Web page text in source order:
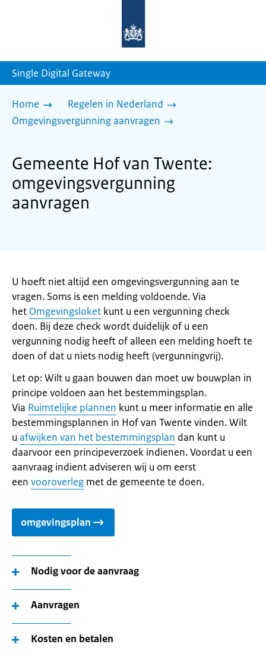
homepage
Single Digital Gateway
Home
Regelen in Nederland
Omgevingsvergunning aanvragen
Gemeente Hof van Twente:
omgevingsvergunning
aanvragen
U hoeft niet altijd een omgevingsvergunning aan te
vragen. Soms is een melding voldoende. Via
het Omgevingsloket kunt u een vergunning check
doen. Bij deze check wordt duidelijk of u een
vergunning nodig heeft of alleen een melding hoeft te
doen of dat u niets nodig heeft (vergunningvrij).
Let op: Wilt u gaan bouwen dan moet uw bouwplan in
principe voldoen aan het bestemmingsplan.
Via Ruimtelijke plannen kunt u meer informatie en alle
bestemmingsplannen in Hof van Twente vinden. Wilt
u afwijken van het bestemmingsplan dan kunt u
daarvoor een principeverzoek indienen. Voordat u een
aanvraag indient adviseren wij u om eerst
een vooroverleg met de gemeente te doen.
omgevingsplan
Nodig voor de aanvraag
Aanvragen
Kosten en betalen